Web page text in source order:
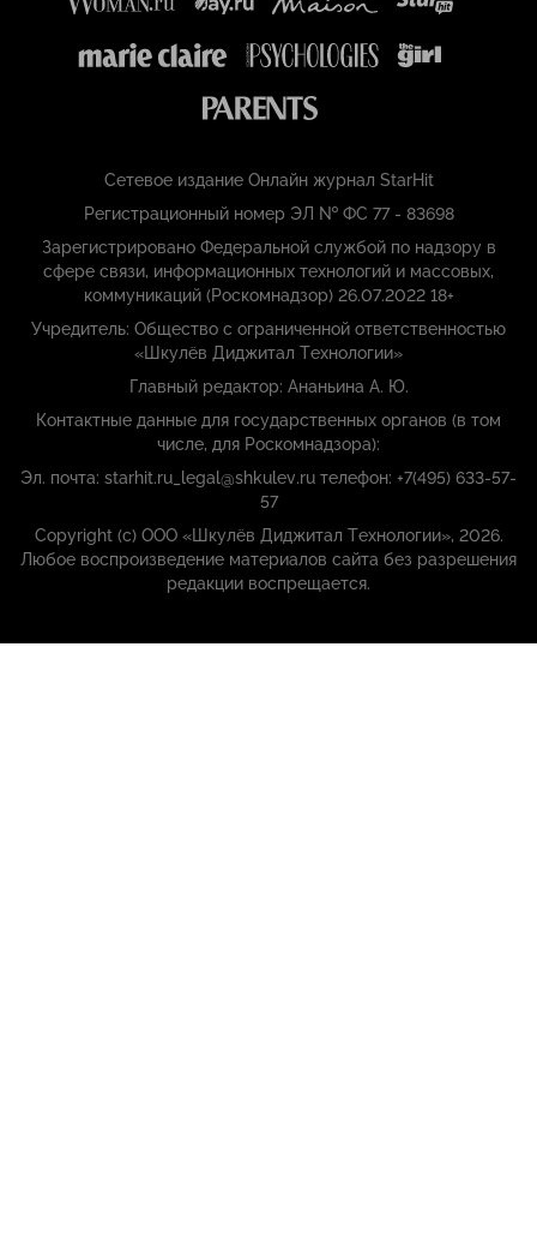
Сетевое издание Онлайн журнал StarHit
Регистрационный номер ЭЛ № ФС 77 - 83698
Зарегистрировано Федеральной службой по надзору в
сфере связи, информационных технологий и массовых,
коммуникаций (Роскомнадзор) 26.07.2022 18+
Учредитель: Общество с ограниченной ответственностью
«Шкулёв Диджитал Технологии»
Главный редактор: Ананьина А. Ю.
Контактные данные для государственных органов (в том
числе, для Роскомнадзора):
Эл. почта: starhit.ru_legal@shkulev.ru телефон: +7(495) 633-57-
57
Copyright (с) ООО «Шкулёв Диджитал Технологии», 2026.
Любое воспроизведение материалов сайта без разрешения
редакции воспрещается.